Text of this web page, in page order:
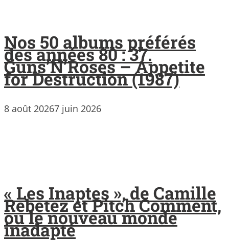
Nos 50 albums préférés
des années 80 : 37.
Guns’N’Roses – Appetite
for Destruction (1987)
8 août 20267 juin 2026
« Les Inaptes », de Camille
Rebetez et Pitch Comment,
ou le nouveau monde
inadapté